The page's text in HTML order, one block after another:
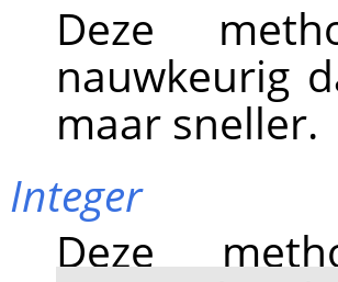
Deze
nauwkeurig
maar sneller.
Integer
Deze